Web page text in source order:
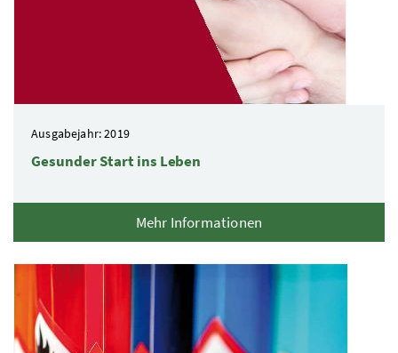
Ausgabejahr: 2019
Gesunder Start ins Leben
Mehr Informationen